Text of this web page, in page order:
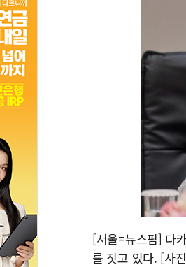
[서울=뉴스핌] 다
를 짓고 있다. [사